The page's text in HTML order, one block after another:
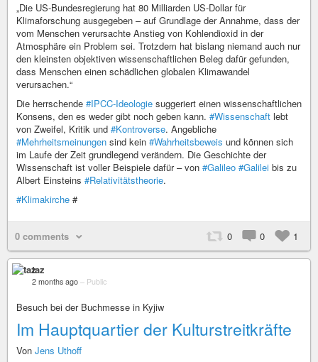
„Die US-Bundesregierung hat 80 Milliarden US-Dollar für
Klimaforschung ausgegeben – auf Grundlage der Annahme, dass der
vom Menschen verursachte Anstieg von Kohlendioxid in der
Atmosphäre ein Problem sei. Trotzdem hat bislang niemand auch nur
den kleinsten objektiven wissenschaftlichen Beleg dafür gefunden,
dass Menschen einen schädlichen globalen Klimawandel
verursachen.“
Die herrschende #IPCC-Ideologie suggeriert einen wissenschaftlichen
Konsens, den es weder gibt noch geben kann. #Wissenschaft lebt
von Zweifel, Kritik und #Kontroverse. Angebliche
#Mehrheitsmeinungen sind kein #Wahrheitsbeweis und können sich
im Laufe der Zeit grundlegend verändern. Die Geschichte der
Wissenschaft ist voller Beispiele dafür – von #Galileo #Galilei bis zu
Albert Einsteins #Relativitätstheorie.
#Klimakirche #
0 comments 0 0 1
taz
2 months ago – Public
Besuch bei der Buchmesse in Kyjiw
Im Hauptquartier der Kulturstreitkräfte
Von Jens Uthoff